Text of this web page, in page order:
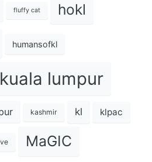
fluffy cat hokl
humansofkl
lumpur
kashmir kl klpac
MaGIC